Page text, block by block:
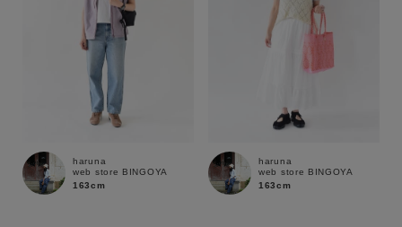
MENS
haruna
web store BINGOYA
163cm
haruna
web store BINGOYA
163cm